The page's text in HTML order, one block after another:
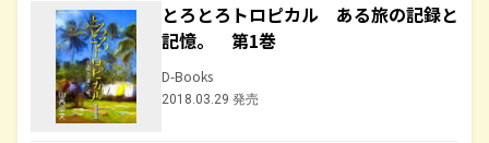
とろとろトロピカル ある旅の記録と
記憶。 第1巻
D-Books
2018.03.29 発売